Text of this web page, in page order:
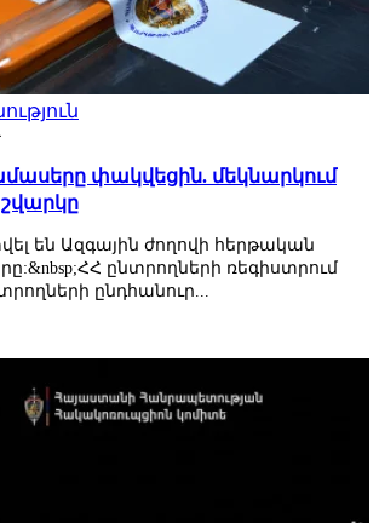
փակվեցին. մեկնարկում
են Ազգային ժողովի հերթական
ընտրողների ռեգիստրում
ընդհանուր...